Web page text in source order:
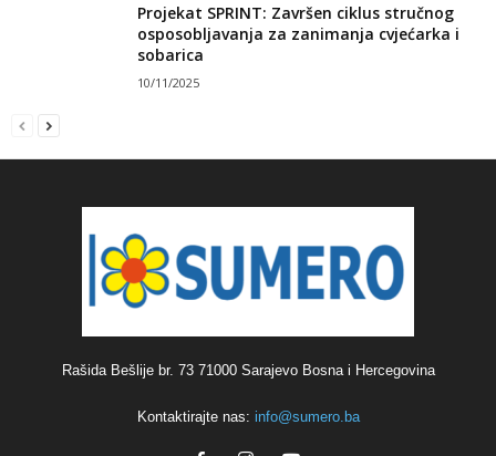
Projekat SPRINT: Završen ciklus stručnog
osposobljavanja za zanimanja cvjećarka i
sobarica
10/11/2025
Rašida Bešlije br. 73 71000 Sarajevo Bosna i Hercegovina
Kontaktirajte nas: info@sumero.ba